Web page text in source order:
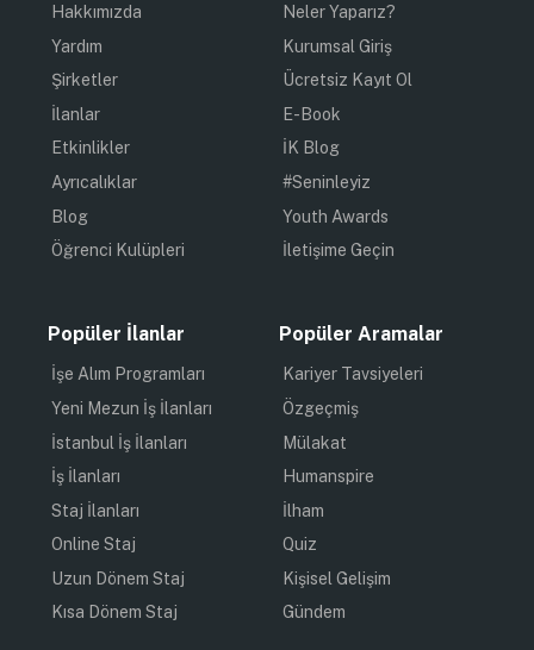
Hakkımızda
Yardım
Şirketler
İlanlar
Etkinlikler
Ayrıcalıklar
Blog
Öğrenci Kulüpleri
Neler Yaparız?
Kurumsal Giriş
Ücretsiz Kayıt Ol
E-Book
İK Blog
#Seninleyiz
Youth Awards
İletişime Geçin
Popüler İlanlar
İşe Alım Programları
Yeni Mezun İş İlanları
İstanbul İş İlanları
İş İlanları
Staj İlanları
Online Staj
Uzun Dönem Staj
Kısa Dönem Staj
Popüler Aramalar
Kariyer Tavsiyeleri
Özgeçmiş
Mülakat
Humanspire
İlham
Quiz
Kişisel Gelişim
Gündem